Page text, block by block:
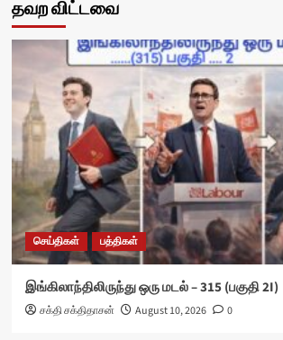
தவற விட்டவை
செய்திகள் பத்திகள்
இங்கிலாந்திலிருந்து ஒரு மடல் – 315 (பகுதி 2I)
சக்தி சக்திதாசன் August 10, 2026 0